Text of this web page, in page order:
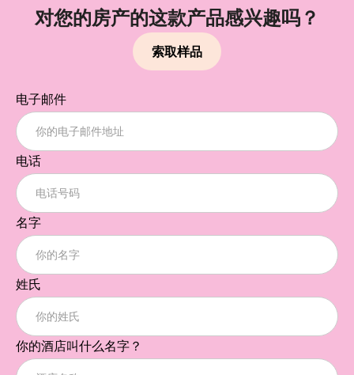
对您的房产的这款产品感兴趣吗？
索取样品
电子邮件
电话
名字
姓氏
你的酒店叫什么名字？